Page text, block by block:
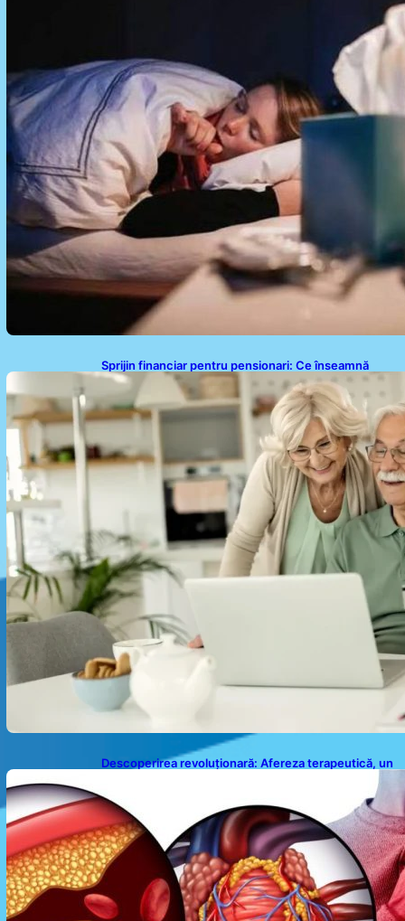
Sprijin financiar pentru pensionari: Ce înseamnă
ajutoarele de până la 500 de lei în 2026
Descoperirea revoluționară: Afereza terapeutică, un